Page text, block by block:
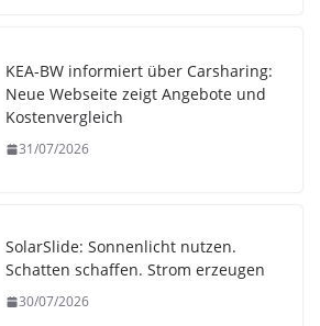
KEA-BW informiert über Carsharing:
Neue Webseite zeigt Angebote und
Kostenvergleich
31/07/2026
SolarSlide: Sonnenlicht nutzen.
Schatten schaffen. Strom erzeugen
30/07/2026